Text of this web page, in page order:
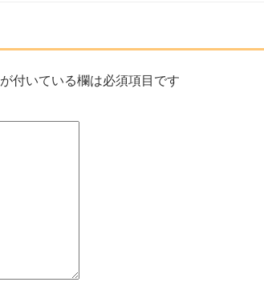
が付いている欄は必須項目です